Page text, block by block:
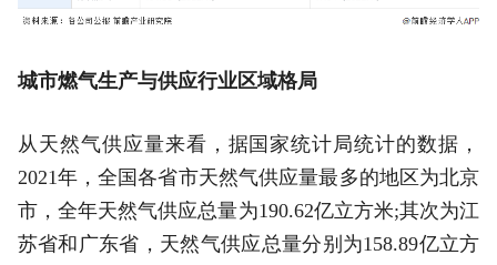
城市燃气生产与供应行业区域格局
从天然气供应量来看，据国家统计局统计的数据，
2021年，全国各省市天然气供应量最多的地区为北京
市，全年天然气供应总量为190.62亿立方米;其次为江
苏省和广东省，天然气供应总量分别为158.89亿立方